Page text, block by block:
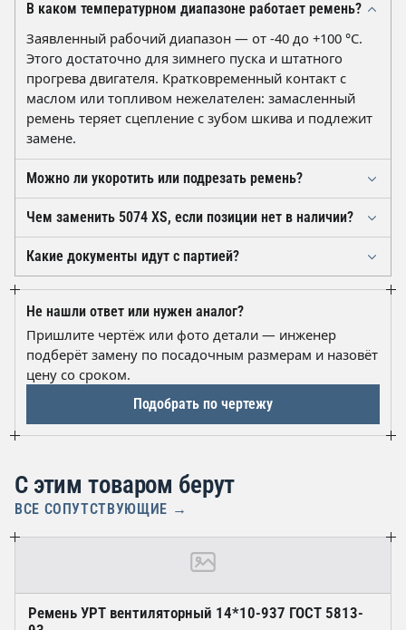
В каком температурном диапазоне работает ремень?
Заявленный рабочий диапазон — от -40 до +100 °C.
Этого достаточно для зимнего пуска и штатного
прогрева двигателя. Кратковременный контакт с
маслом или топливом нежелателен: замасленный
ремень теряет сцепление с зубом шкива и подлежит
замене.
Можно ли укоротить или подрезать ремень?
Нет. Это бесконечный ремень со стекловолоконным
кордом: любой рез разрушает несущий слой. Длина
задана числом зубьев — 74 — и профилем XS,
подбирать нужно только целое изделие нужного
типоразмера.
Чем заменить 5074 XS, если позиции нет в наличии?
Аналог подбирают по совпадению профиля, числа
зубьев и ширины: 74 зуба, профиль XS, ширина 50
мм. Обозначения у разных производителей
отличаются, поэтому при сомнениях пришлите
чертёж или фото детали и маркировку старого ремня
— мы подберём замену.
Какие документы идут с партией?
На отгружаемую партию выдаётся паспорт качества
производителя с артикулом 5074 XS и датой выпуска,
а также отгрузочные документы. Гарантийный срок
хранения составляет 3 года от даты изготовления при
соблюдении условий склада.
Не нашли ответ или нужен аналог?
Пришлите чертёж или фото детали — инженер
подберёт замену по посадочным размерам и назовёт
цену со сроком.
Подобрать по чертежу
С этим товаром берут
ВСЕ СОПУТСТВУЮЩИЕ →
Ремень УРТ вентиляторный 14*10-937 ГОСТ 5813-